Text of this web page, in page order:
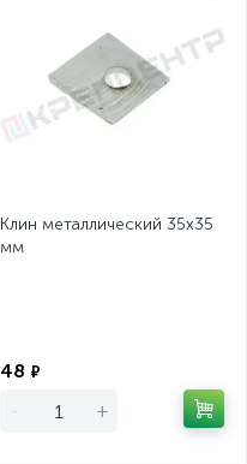
Клин металлический 35х35
мм
48 ₽
- +